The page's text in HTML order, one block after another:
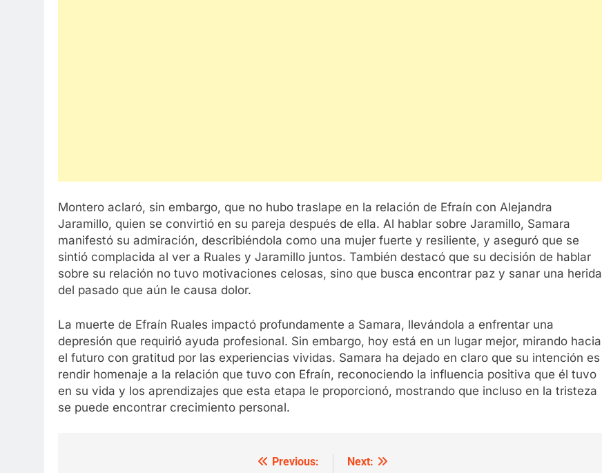
Montero aclaró, sin embargo, que no hubo traslape en la relación de Efraín con Alejandra
Jaramillo, quien se convirtió en su pareja después de ella. Al hablar sobre Jaramillo, Samara
manifestó su admiración, describiéndola como una mujer fuerte y resiliente, y aseguró que se
sintió complacida al ver a Ruales y Jaramillo juntos. También destacó que su decisión de hablar
sobre su relación no tuvo motivaciones celosas, sino que busca encontrar paz y sanar una herida
del pasado que aún le causa dolor.
La muerte de Efraín Ruales impactó profundamente a Samara, llevándola a enfrentar una
depresión que requirió ayuda profesional. Sin embargo, hoy está en un lugar mejor, mirando hacia
el futuro con gratitud por las experiencias vividas. Samara ha dejado en claro que su intención es
rendir homenaje a la relación que tuvo con Efraín, reconociendo la influencia positiva que él tuvo
en su vida y los aprendizajes que esta etapa le proporcionó, mostrando que incluso en la tristeza
se puede encontrar crecimiento personal.
Previous:
Next: